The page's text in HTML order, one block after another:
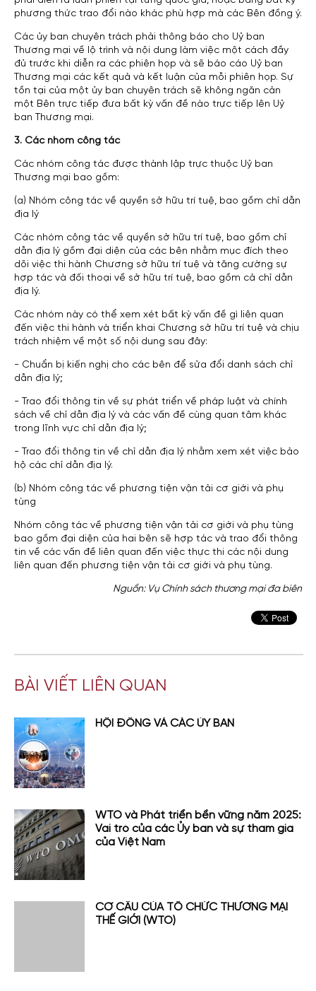
phương thức trao đổi nào khác phù hợp mà các Bên đồng ý.
Các ủy ban chuyên trách phải thông báo cho Uỷ ban
Thương mại về lộ trình và nội dung làm việc một cách đầy
đủ trước khi diễn ra các phiên họp và sẽ báo cáo Uỷ ban
Thương mại các kết quả và kết luận của mỗi phiên họp. Sự
tồn tại của một ủy ban chuyên trách sẽ không ngăn cản
một Bên trực tiếp đưa bất kỳ vấn đề nào trực tiếp lên Uỷ
ban Thương mại.
3. Các nhóm công tác
Các nhóm công tác được thành lập trực thuộc Uỷ ban
Thương mại bao gồm:
(a) Nhóm công tác về quyền sở hữu trí tuệ, bao gồm chỉ dẫn
địa lý
Các nhóm công tác về quyền sở hữu trí tuệ, bao gồm chỉ
dẫn địa lý gồm đại diện của các bên nhằm mục đích theo
dõi việc thi hành Chương sở hữu trí tuệ và tăng cường sự
hợp tác và đối thoại về sở hữu trí tuệ, bao gồm cả chỉ dẫn
địa lý.
Các nhóm này có thể xem xét bất kỳ vấn đề gì liên quan
đến việc thi hành và triển khai Chương sở hữu trí tuệ và chịu
trách nhiệm về một số nội dung sau đây:
- Chuẩn bị kiến nghị cho các bên để sửa đổi danh sách chỉ
dẫn địa lý;
- Trao đổi thông tin về sự phát triển về pháp luật và chính
sách về chỉ dẫn địa lý và các vấn đề cùng quan tâm khác
trong lĩnh vực chỉ dẫn địa lý;
- Trao đổi thông tin về chỉ dẫn địa lý nhằm xem xét việc bảo
hộ các chỉ dẫn địa lý.
(b) Nhóm công tác về phương tiện vận tải cơ giới và phụ
tùng
Nhóm công tác về phương tiện vận tải cơ giới và phụ tùng
bao gồm đại diện của hai bên sẽ hợp tác và trao đổi thông
tin về các vấn đề liên quan đến việc thực thi các nội dung
liên quan đến phương tiện vận tải cơ giới và phụ tùng.
Nguồn: Vụ Chính sách thương mại đa biên
BÀI VIẾT LIÊN QUAN
HỘI ĐỒNG VÀ CÁC ỦY BAN
WTO và Phát triển bền vững năm 2025:
Vai trò của các Ủy ban và sự tham gia
của Việt Nam
CƠ CẤU CỦA TỔ CHỨC THƯƠNG MẠI
THẾ GIỚI (WTO)